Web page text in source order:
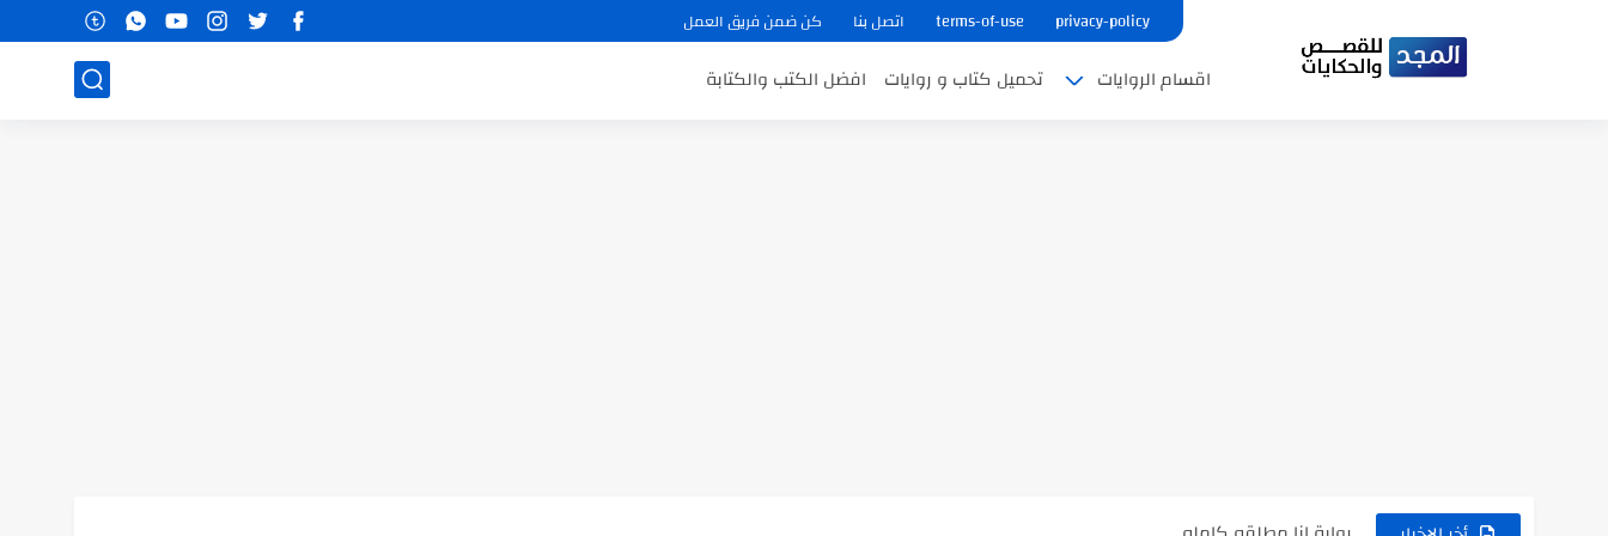
privacy-policy
terms-of-use اتصل بنا كن ضمن فريق العمل
اقسام الروايات تحميل كتاب و روايات افضل الكتب والكتابة